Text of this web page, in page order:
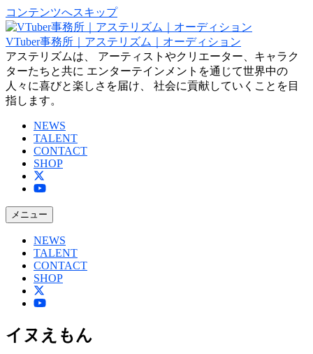
コンテンツへスキップ
VTuber事務所｜アステリズム｜オーディション
アステリズムは、 アーティストやクリエーター、キャラク
ターたちと共に エンターテインメントを通じて世界中の
人々に喜びと楽しさを届け、 社会に貢献していくことを目
指します。
NEWS
TALENT
CONTACT
SHOP
メニュー
NEWS
TALENT
CONTACT
SHOP
イヌえもん